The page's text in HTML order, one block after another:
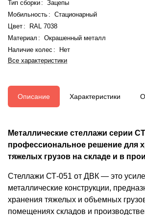
Тип сборки: Зацепы
Мобильность : Стационарный
Цвет :
RAL 7038
Материал : Окрашенный металл
Наличие колес :
Нет
Все характеристики
Описание Характеристики
Металлические стеллажи серии
профессиональное решение для
тяжелых грузов на складе и в
Стеллажи СТ-051 от ДВК — это
металлические конструкции,
хранения тяжелых и объемных
помещениях складов и